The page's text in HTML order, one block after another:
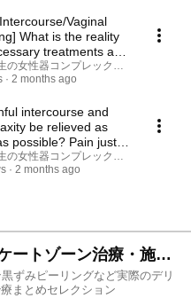
Vaginal
What is the reality
treatments and
の女性器コンプレックス相談室
2 months ago
intercourse and
be relieved as
possible? Pain just
の女性器コンプレックス相談室
2 months ago
ートゾーン治療・施術
ション
ずみピーリングなど実際のデリ
まとめセレクション